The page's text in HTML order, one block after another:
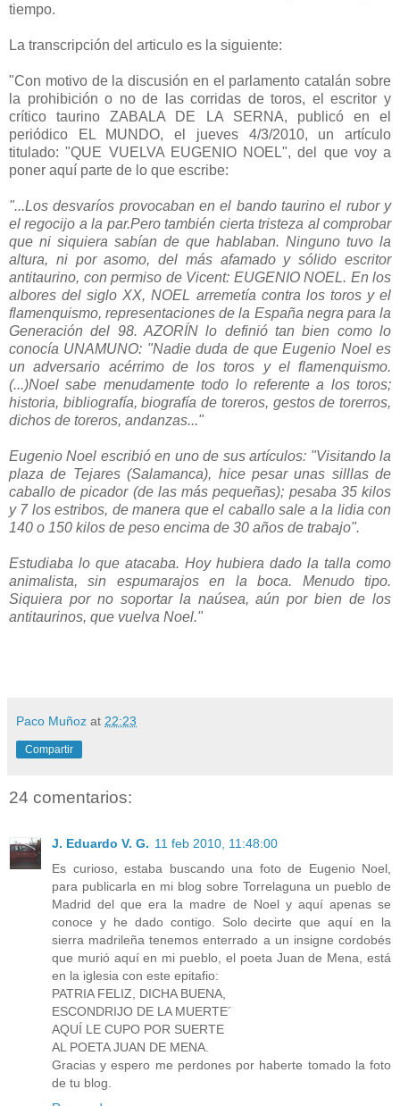
tiempo.
La transcripción del articulo es la siguiente:
"Con motivo de la discusión en el parlamento catalán sobre
la prohibición o no de las corridas de toros, el escritor y
crítico taurino ZABALA DE LA SERNA, publicó en el
periódico EL MUNDO, el jueves 4/3/2010, un artículo
titulado: "QUE VUELVA EUGENIO NOEL", del que voy a
poner aquí parte de lo que escribe:
"...Los desvaríos provocaban en el bando taurino el rubor y
el regocijo a la par.Pero también cierta tristeza al comprobar
que ni siquiera sabían de que hablaban. Ninguno tuvo la
altura, ni por asomo, del más afamado y sólido escritor
antitaurino, con permiso de Vicent: EUGENIO NOEL. En los
albores del siglo XX, NOEL arremetía contra los toros y el
flamenquismo, representaciones de la España negra para la
Generación del 98. AZORÍN lo definió tan bien como lo
conocía UNAMUNO: "Nadie duda de que Eugenio Noel es
un adversario acérrimo de los toros y el flamenquismo.
(...)Noel sabe menudamente todo lo referente a los toros;
historia, bibliografía, biografía de toreros, gestos de torerros,
dichos de toreros, andanzas..."
Eugenio Noel escribió en uno de sus artículos: "Visitando la
plaza de Tejares (Salamanca), hice pesar unas silllas de
caballo de picador (de las más pequeñas); pesaba 35 kilos
y 7 los estribos, de manera que el caballo sale a la lidia con
140 o 150 kilos de peso encima de 30 años de trabajo".
Estudiaba lo que atacaba. Hoy hubiera dado la talla como
animalista, sin espumarajos en la boca. Menudo tipo.
Siquiera por no soportar la naúsea, aún por bien de los
antitaurinos, que vuelva Noel."
Paco Muñoz at 22:23
Compartir
24 comentarios:
J. Eduardo V. G. 11 feb 2010, 11:48:00
Es curioso, estaba buscando una foto de Eugenio Noel,
para publicarla en mi blog sobre Torrelaguna un pueblo de
Madrid del que era la madre de Noel y aquí apenas se
conoce y he dado contigo. Solo decirte que aquí en la
sierra madrileña tenemos enterrado a un insigne cordobés
que murió aquí en mi pueblo, el poeta Juan de Mena, está
en la iglesia con este epitafio:
PATRIA FELIZ, DICHA BUENA,
ESCONDRIJO DE LA MUERTE´
AQUÍ LE CUPO POR SUERTE
AL POETA JUAN DE MENA.
Gracias y espero me perdones por haberte tomado la foto
de tu blog.